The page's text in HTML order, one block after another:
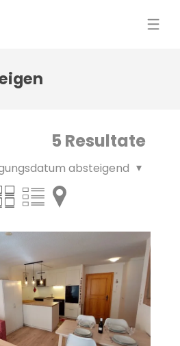
5 Resultate
absteigend